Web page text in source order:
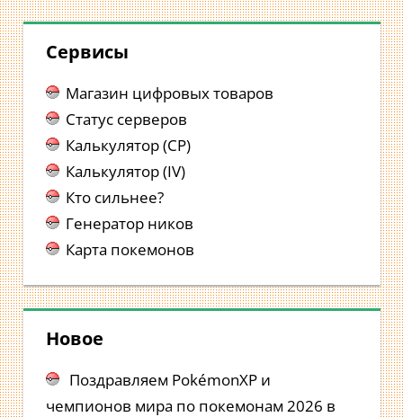
Сервисы
Магазин цифровых товаров
Статус серверов
Калькулятор (CP)
Калькулятор (IV)
Кто сильнее?
Генератор ников
Карта покемонов
Новое
Поздравляем PokémonXP и
чемпионов мира по покемонам 2026 в